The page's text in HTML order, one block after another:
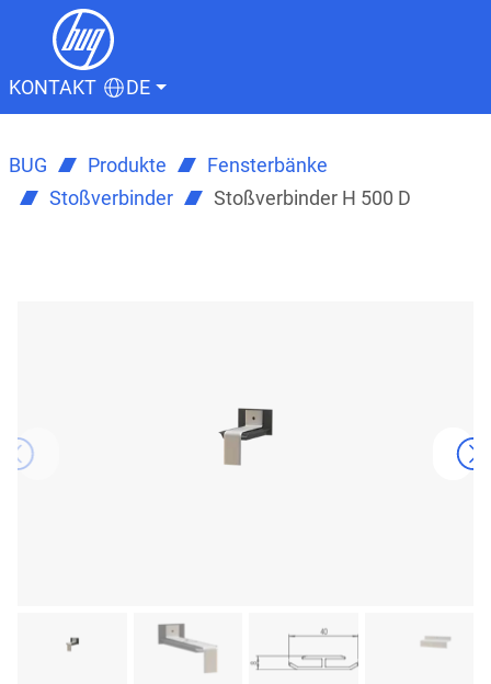
KONTAKT DE
BUG Produkte
Fensterbänke
Stoßverbinder
Stoßverbinder H 500 D